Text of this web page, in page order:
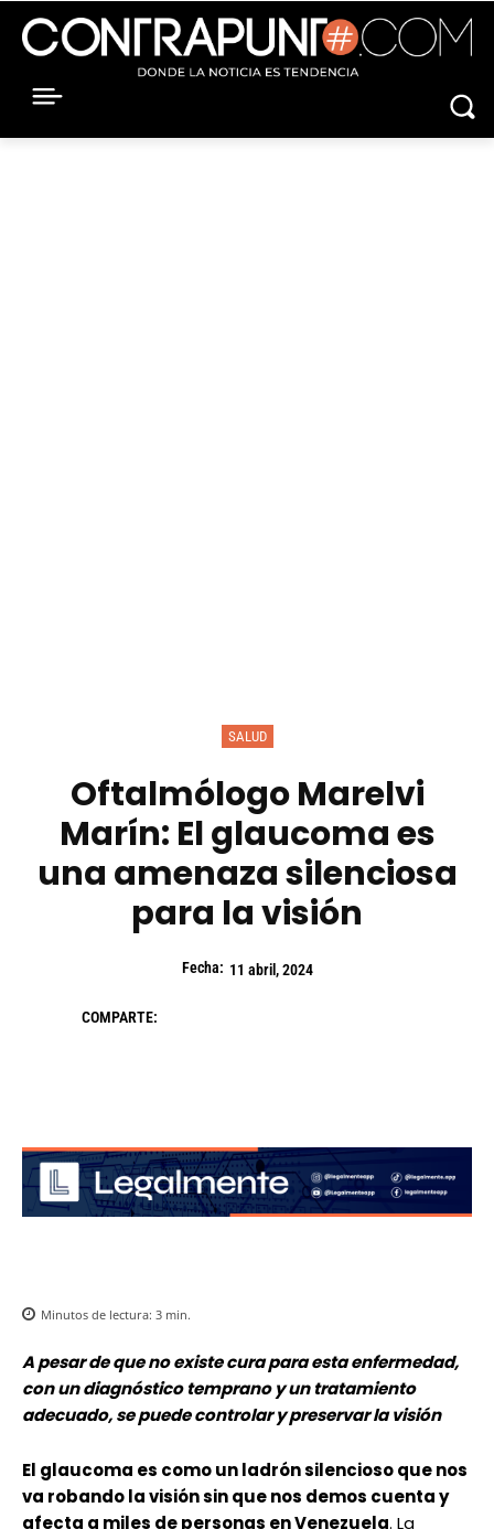
SALUD
Oftalmólogo Marelvi
Marín: El glaucoma es
una amenaza silenciosa
para la visión
Fecha: 11 abril, 2024
COMPARTE:
Minutos de lectura: 3 min.
A pesar de que no existe cura para esta enfermedad,
con un diagnóstico temprano y un tratamiento
adecuado, se puede controlar y preservar la visión
El glaucoma es como un ladrón silencioso que nos
va robando la visión sin que nos demos cuenta y
afecta a miles de personas en Venezuela. La